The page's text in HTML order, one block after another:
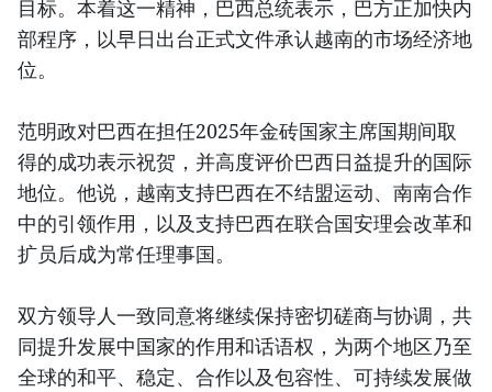
目标。本着这一精神，巴西总统表示，巴方正加快内
部程序，以早日出台正式文件承认越南的市场经济地
位。
范明政对巴西在担任2025年金砖国家主席国期间取
得的成功表示祝贺，并高度评价巴西日益提升的国际
地位。他说，越南支持巴西在不结盟运动、南南合作
中的引领作用，以及支持巴西在联合国安理会改革和
扩员后成为常任理事国。
双方领导人一致同意将继续保持密切磋商与协调，共
同提升发展中国家的作用和话语权，为两个地区乃至
全球的和平、稳定、合作以及包容性、可持续发展做